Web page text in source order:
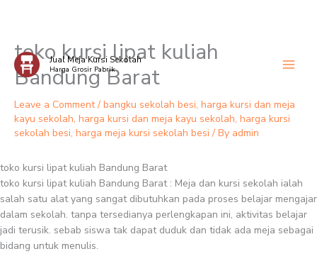
Skip
content
Jual Meja Kursi Sekolah
Harga Grosir Pabrik
toko kursi lipat kuliah
Bandung Barat
Leave a Comment / bangku sekolah besi, harga kursi dan meja
kayu sekolah, harga kursi dan meja kayu sekolah, harga kursi
sekolah besi, harga meja kursi sekolah besi / By admin
toko kursi lipat kuliah Bandung Barat
toko kursi lipat kuliah Bandung Barat : Meja dan kursi sekolah ialah
salah satu alat yang sangat dibutuhkan pada proses belajar mengajar
dalam sekolah. tanpa tersedianya perlengkapan ini, aktivitas belajar
jadi terusik. sebab siswa tak dapat duduk dan tidak ada meja sebagai
bidang untuk menulis.